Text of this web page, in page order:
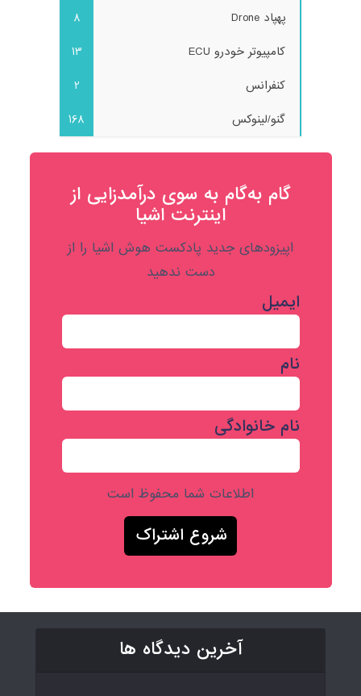
پهپاد Drone
8
کامپیوتر خودرو ECU
13
کنفرانس
2
گنو/لینوکس
168
گام به‌گام به‌ سوی درآمدزایی از
اینترنت اشیا
اپیزودهای جدید پادکست هوش اشیا را از
دست ندهید
ایمیل
نام
نام خانوادگی
اطلاعات شما محفوظ است
آخرین دیدگاه ها